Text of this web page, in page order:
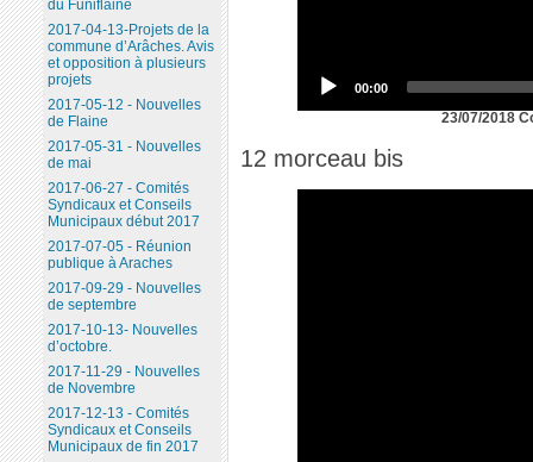
00:00
23/07/2018
12 morceau bis
du Funiflaine
2017-04-13-Projets de la
commune d’Arâches. Avis
et opposition à plusieurs
projets
2017-05-12 - Nouvelles
de Flaine
2017-05-31 - Nouvelles
de mai
2017-06-27 - Comités
Syndicaux et Conseils
Municipaux début 2017
2017-07-05 - Réunion
publique à Araches
2017-09-29 - Nouvelles
de septembre
2017-10-13- Nouvelles
d’octobre.
2017-11-29 - Nouvelles
de Novembre
2017-12-13 - Comités
Syndicaux et Conseils
Municipaux de fin 2017